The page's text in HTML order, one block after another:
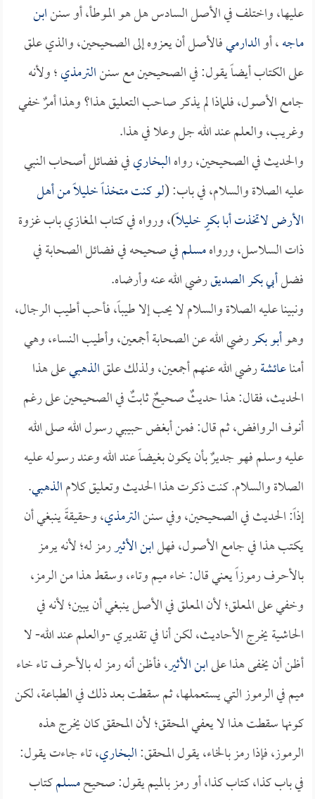
عليها، واختلف في الأصل السادس هل هو الموطأ، أو سننابن
ماجه، أوالدارميفالأصل أن يعزوه إلى الصحيحين، والذي علق
على الكتاب أيضاً يقول: في الصحيحين مع سننالترمذي؛ ولأنه
جامع الأصول، فلماذا لم يذكر صاحب التعليق هذا؟ وهذا أمرٌ خفي
وغريب، والعلم عند الله جل وعلا في هذا.
والحديث في الصحيحين، رواهالبخاريفي فضائل أصحاب النبي
عليه الصلاة والسلام، في باب: (لو كنت متخذاً خليلاً من أهل
الأرض لاتخذت أبا بكرٍ خليلاً)، ورواه في كتاب المغازي باب غزوة
ذات السلاسل، ورواهمسلمفي صحيحه في فضائل الصحابة في
فضلأبي بكر الصديقرضي الله عنه وأرضاه.
ونبينا عليه الصلاة والسلام لا يحب إلا طيباً، فأحب أطيب الرجال،
وهوأبو بكررضي الله عن الصحابة أجمعين، وأطيب النساء، وهي
أمناعائشةرضي الله عنهم أجمعين، ولذلك علقالذهبيعلى هذا
الحديث، فقال: هذا حديثٌ صحيحٌ ثابتٌ في الصحيحين على رغم
أنوف الروافض، ثم قال: فمن أبغض حبيبي رسول الله صلى الله
عليه وسلم فهو جديرٌ بأن يكون بغيضاً عند الله وعند رسوله عليه
الصلاة والسلام. كنت ذكرت هذا الحديث وتعليق كلامالذهبي.
إذاً: الحديث في الصحيحين، وفي سننالترمذي، وحقيقةً ينبغي أن
يكتب هذا في جامع الأصول، فهلابن الأثيررمز له؛ لأنه يرمز
بالأحرف رموزاً يعني قال: خاء ميم وتاء، وسقط هذا من الرمز،
وخفي على المعلق؛ لأن المعلق في الأصل ينبغي أن يبين؛ لأنه في
الحاشية يخرج الأحاديث، لكن أنا في تقديري -والعلم عند الله- لا
أظن أن يخفى هذا علىابن الأثير، فأظن أنه رمز له بالأحرف تاء خاء
ميم في الرموز التي يستعملها، ثم سقطت بعد ذلك في الطباعة، لكن
كونها سقطت هذا لا يعفي المحقق؛ لأن المحقق كان يخرج هذه
الرموز، فإذا رمز بالخاء، يقول المحقق:البخاري، تاء جاءت يقول:
في باب كذا، كتاب كذا، أو رمز بالميم يقول: صحيحمسلمكتاب